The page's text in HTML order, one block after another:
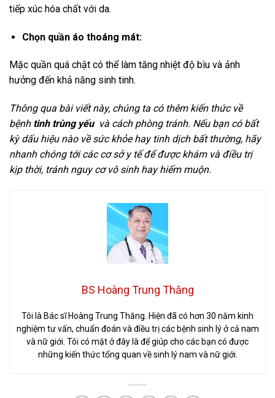
tiếp xúc hóa chất với da.
Chọn quần áo thoáng mát:
Mặc quần quá chật có thể làm tăng nhiệt độ bìu và ảnh
hưởng đến khả năng sinh tinh.
Thông qua bài viết này, chúng ta có thêm kiến thức về
bệnh tinh trùng yếu và cách phòng tránh. Nếu bạn có bất
kỳ dấu hiệu nào về sức khỏe hay tinh dịch bất thường, hãy
nhanh chóng tới các cơ sở y tế để được khám và điều trị
kịp thời, tránh nguy cơ vô sinh hay hiếm muộn.
BS Hoàng Trung Thăng
Tôi là Bác sĩ Hoàng Trung Thăng. Hiện đã có hơn 30 năm kinh
nghiệm tư vấn, chuẩn đoán và điều trị các bệnh sinh lý ở cả nam
và nữ giới. Tôi có mặt ở đây là để giúp cho các bạn có được
những kiến thức tổng quan về sinh lý nam và nữ giới.